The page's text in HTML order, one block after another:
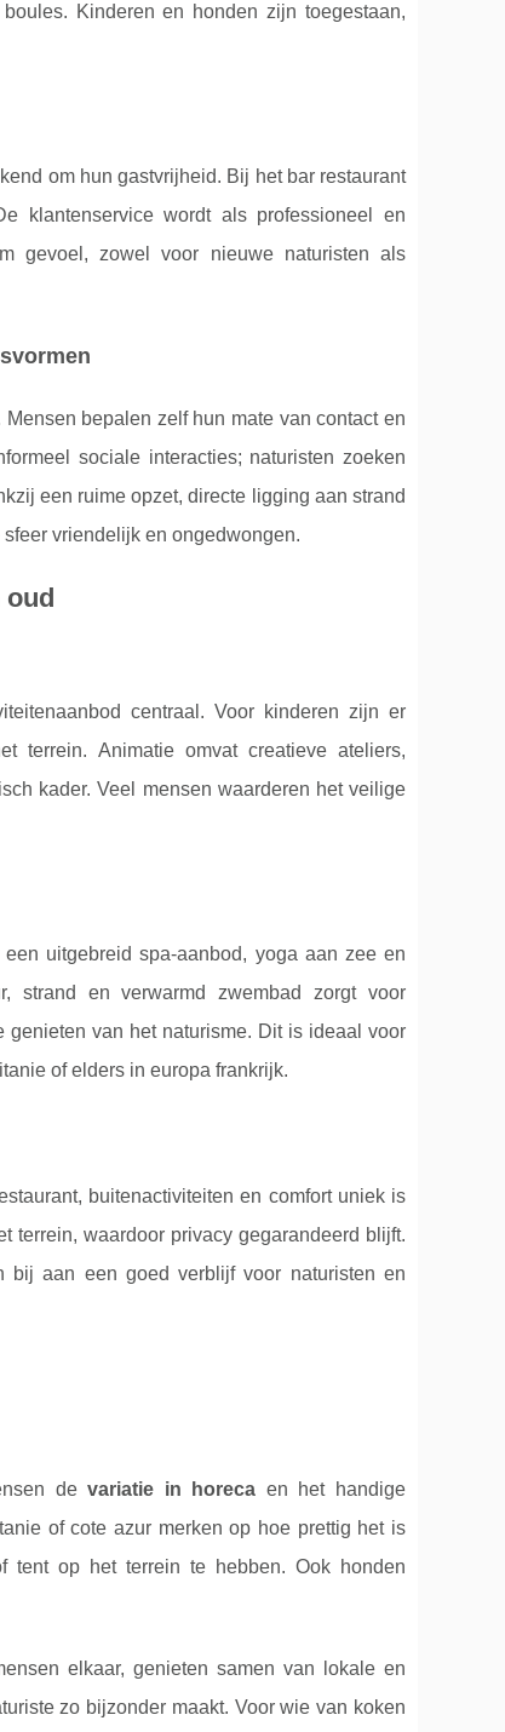
Kinderen en honden zijn toegestaan,
om hun gastvrijheid. Bij het bar restaurant
klantenservice wordt als professioneel en
gevoel, zowel voor nieuwe naturisten als
bepalen zelf hun mate van contact en
sociale interacties; naturisten zoeken
een ruime opzet, directe ligging aan strand
vriendelijk en ongedwongen.
oud
centraal. Voor kinderen zijn er
terrein. Animatie omvat creatieve ateliers,
kader. Veel mensen waarderen het veilige
uitgebreid spa-aanbod, yoga aan zee en
strand en verwarmd zwembad zorgt voor
van het naturisme. Dit is ideaal voor
of elders in europa frankrijk.
buitenactiviteiten en comfort uniek is
terrein, waardoor privacy gegarandeerd blijft.
bij aan een goed verblijf voor naturisten en
devariatie in horeca en het handige
of cote azur merken op hoe prettig het is
tent op het terrein te hebben. Ook honden
elkaar, genieten samen van lokale en
zo bijzonder maakt. Voor wie van koken